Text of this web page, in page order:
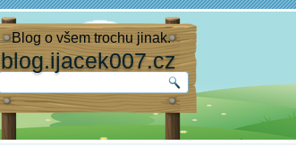
blog.ijacek007.cz
Blog o všem trochu jinak.